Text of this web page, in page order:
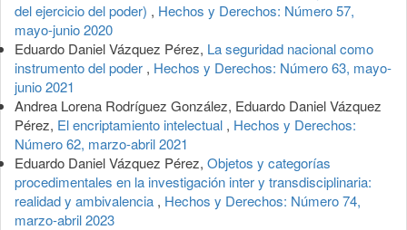
del ejercicio del poder) , Hechos y Derechos: Número 57,
mayo-junio 2020
Eduardo Daniel Vázquez Pérez, La seguridad nacional como
instrumento del poder , Hechos y Derechos: Número 63, mayo-
junio 2021
Andrea Lorena Rodríguez González, Eduardo Daniel Vázquez
Pérez, El encriptamiento intelectual , Hechos y Derechos:
Número 62, marzo-abril 2021
Eduardo Daniel Vázquez Pérez, Objetos y categorías
procedimentales en la investigación inter y transdisciplinaria:
realidad y ambivalencia , Hechos y Derechos: Número 74,
marzo-abril 2023